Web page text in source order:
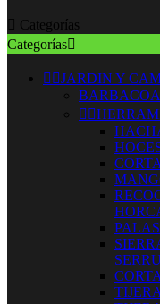
 Categorías
Categorías
 JARDIN Y
BARBACOA
 